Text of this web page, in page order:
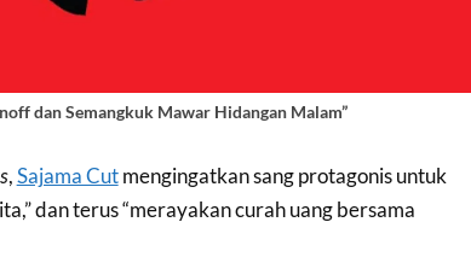
dan Semangkuk Mawar Hidangan Malam”
,Sajama Cutmengingatkan sang protagonis untuk
dan terus “merayakan curah uang bersama